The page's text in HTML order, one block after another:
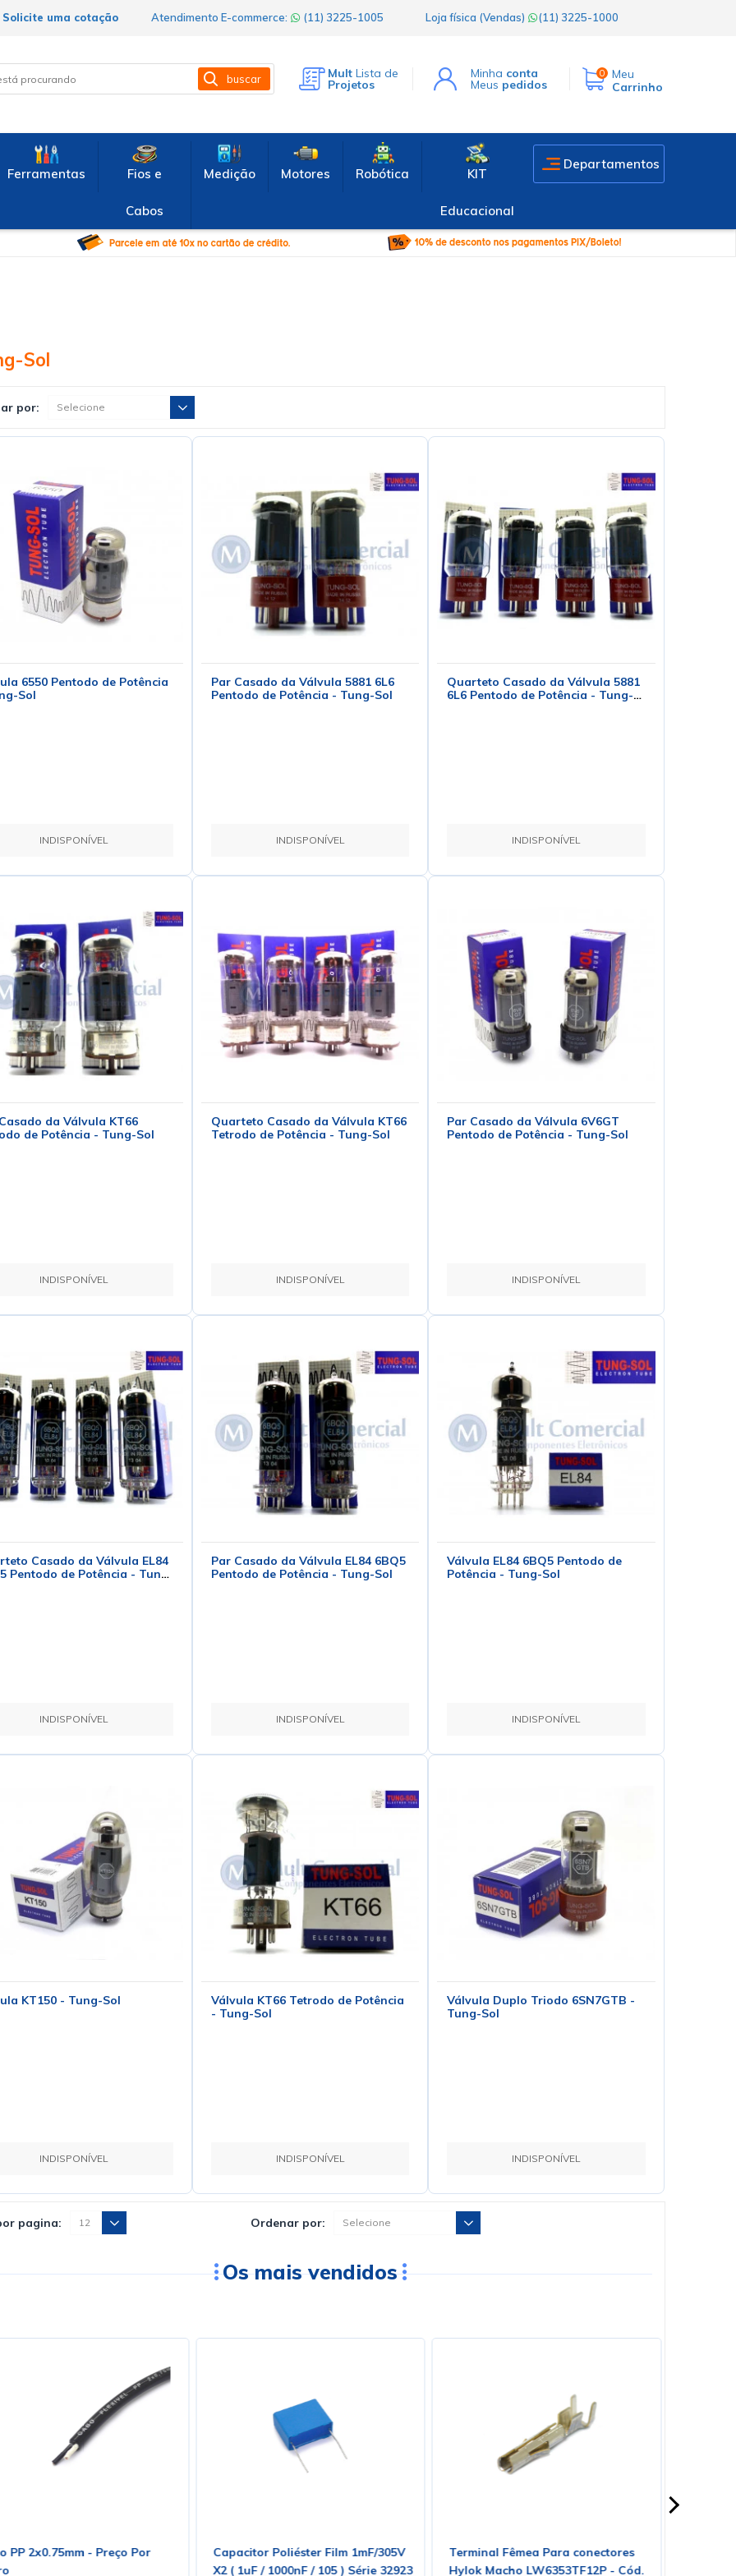
Atendimento E-commerce: (11) 3225-1005 Loja física (Vendas) (11) 3225-1000
Solicite uma cotação
buscar Mult Lista de
Projetos
Minha conta
Meus pedidos
0
Meu
Carrinho
Ferramentas Fios e
Cabos
Medição Motores Robótica KIT
Educacional
Departamentos
Sol
por:
6550 Pentodo de Potência
Sol
INDISPONÍVEL
Par Casado da Válvula 5881 6L6
Pentodo de Potência - Tung-Sol
INDISPONÍVEL
Quarteto Casado da Válvula 5881
6L6 Pentodo de Potência - Tung-
INDISPONÍVEL
da Válvula KT66
de Potência - Tung-Sol
INDISPONÍVEL
Quarteto Casado da Válvula KT66
Tetrodo de Potência - Tung-Sol
INDISPONÍVEL
Par Casado da Válvula 6V6GT
Pentodo de Potência - Tung-Sol
INDISPONÍVEL
Casado da Válvula EL84
Pentodo de Potência - Tung-
INDISPONÍVEL
Par Casado da Válvula EL84 6BQ5
Pentodo de Potência - Tung-Sol
INDISPONÍVEL
Válvula EL84 6BQ5 Pentodo de
Potência - Tung-Sol
INDISPONÍVEL
KT150 - Tung-Sol
INDISPONÍVEL
Válvula KT66 Tetrodo de Potência
- Tung-Sol
INDISPONÍVEL
Válvula Duplo Triodo 6SN7GTB -
Tung-Sol
INDISPONÍVEL
pagina: Ordenar por:
Os mais vendidos
PP 2x0.75mm - Preço Por
Capacitor Poliéster Film 1mF/305V
X2 ( 1uF / 1000nF / 105 ) Série 32923
Terminal Fêmea Para conectores
Hylok Macho LW6353TF12P - Cód.